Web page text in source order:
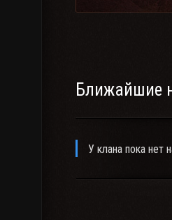
Ближайшие
У клана пока нет